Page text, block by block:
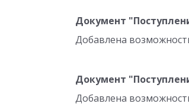
Документ
Добавлена
Документ
Добавлена